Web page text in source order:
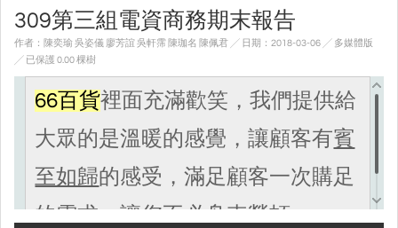
309第三組電資商務期末報告
作者：陳奕瑜 吳姿儀 廖芳誼 吳軒霈 陳珈名 陳佩君 ╱ 日期：2018-03-06 ╱ 多媒體版
╱ 已保護 0.00 棵樹
66百貨裡面充滿歡笑，我們提供給
大眾的是溫暖的感覺，讓顧客有賓
至如歸的感受，滿足顧客一次購足
的需求，讓您不必舟車勞頓。